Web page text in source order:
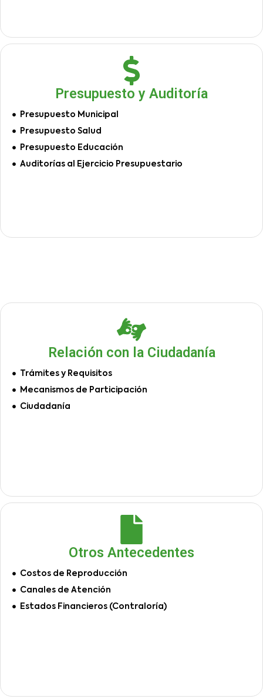
Presupuesto y Auditoría
Presupuesto Municipal
Presupuesto Salud
Presupuesto Educación
Auditorías al Ejercicio Presupuestario
Relación con la Ciudadanía
Trámites y Requisitos
Mecanismos de Participación
Ciudadanía
Otros Antecedentes
Costos de Reproducción
Canales de Atención
Estados Financieros (Contraloría)